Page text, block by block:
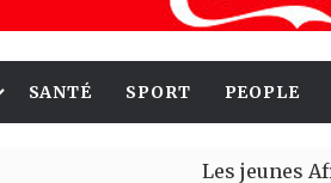
SANTÉ SPORT PEOPLE
Les jeunes Africains